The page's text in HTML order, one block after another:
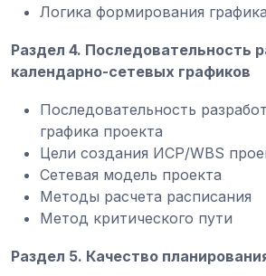
Логика формирования графика
Раздел 4. Последовательность
календарно-сетевых графиков
Последовательность
графика проекта
Цели создания ИСР/WBS
Сетевая модель проекта
Методы расчета расписания
Метод критического пути
Раздел 5. Качество